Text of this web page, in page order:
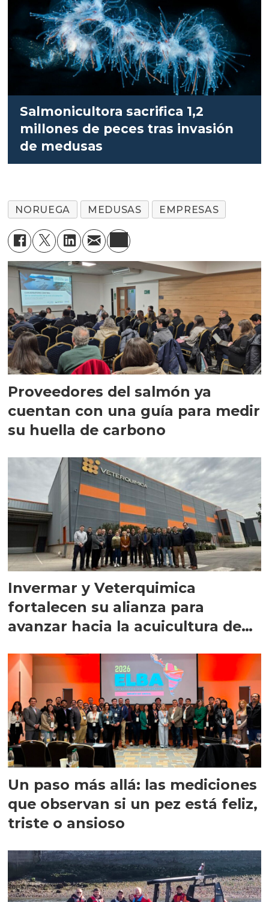
Salmonicultora sacrifica 1,2
millones de peces tras invasión
de medusas
NORUEGA MEDUSAS EMPRESAS
Proveedores del salmón ya
cuentan con una guía para medir
su huella de carbono
Invermar y Veterquimica
fortalecen su alianza para
avanzar hacia la acuicultura de
Un paso más allá: las mediciones
que observan si un pez está feliz,
triste o ansioso